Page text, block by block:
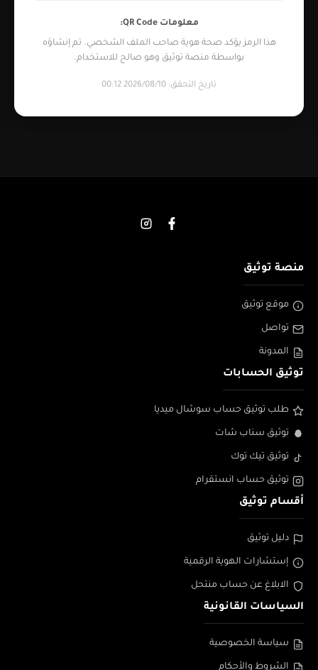
معلومات QR Code:
هذا الرمز يؤكد صحة هوية صاحب الملف الشخصي. تم إنشاؤه
بواسطة منصة توثيق وهو صالح للاستخدام.
تاريخ التحقق: 2026/08/10 00:12
منصة توثيق
موقع توثيق
تواصل
المدونة
توثيق الحسابات
طلب توثيق حساب سوشال ميديا
توثيق سناب شات
توثيق تيك توك
توثيق حساب انستقرام
أقسام توثيق
دليل توثيق
إستشارات الهوية الرقمية
الابلاغ عن حساب منتحل
السياسات القانونية
سياسة الخصوصية
الشروط والأحكام